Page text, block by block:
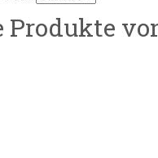
Produkte